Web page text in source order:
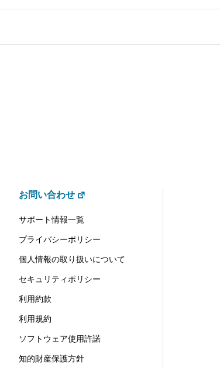
お問い合わせ
サポート情報一覧
プライバシーポリシー
個人情報の取り扱いについて
セキュリティポリシー
利用約款
利用規約
ソフトウェア使用許諾
知的財産保護方針